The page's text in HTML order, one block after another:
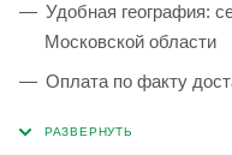
Удобная география:
Московской области
Оплата по факту